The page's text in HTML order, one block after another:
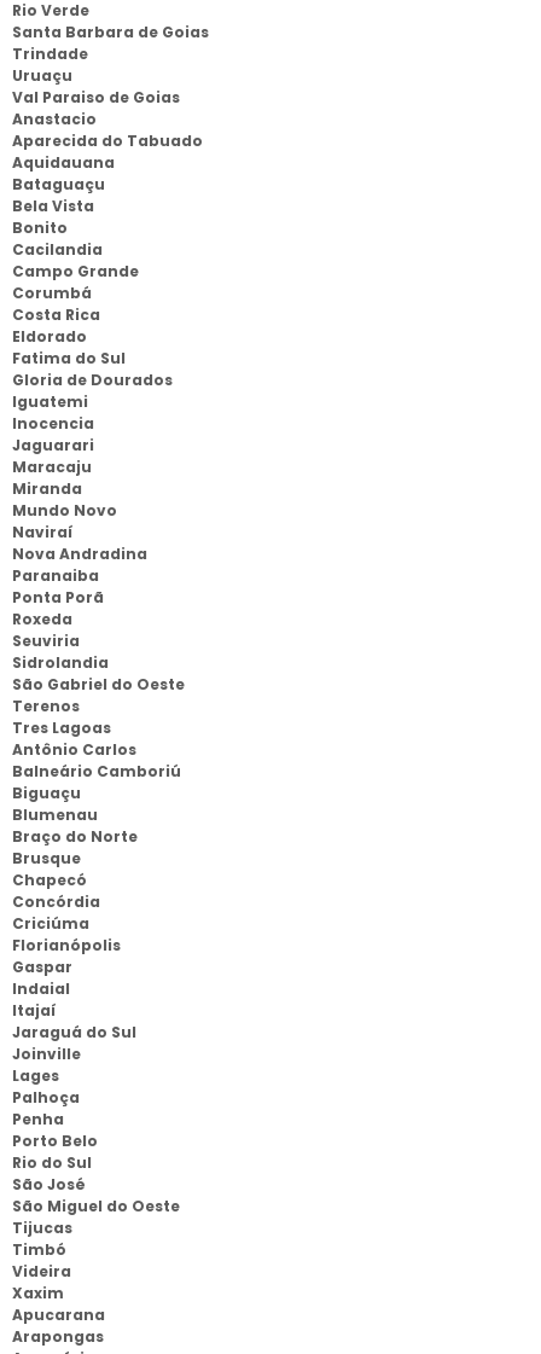
Rio Verde
Santa Barbara de Goias
Trindade
Uruaçu
Val Paraiso de Goias
Anastacio
Aparecida do Tabuado
Aquidauana
Bataguaçu
Bela Vista
Bonito
Cacilandia
Campo Grande
Corumbá
Costa Rica
Eldorado
Fatima do Sul
Gloria de Dourados
Iguatemi
Inocencia
Jaguarari
Maracaju
Miranda
Mundo Novo
Naviraí
Nova Andradina
Paranaiba
Ponta Porã
Roxeda
Seuviria
Sidrolandia
São Gabriel do Oeste
Terenos
Tres Lagoas
Antônio Carlos
Balneário Camboriú
Biguaçu
Blumenau
Braço do Norte
Brusque
Chapecó
Concórdia
Criciúma
Florianópolis
Gaspar
Indaial
Itajaí
Jaraguá do Sul
Joinville
Lages
Palhoça
Penha
Porto Belo
Rio do Sul
São José
São Miguel do Oeste
Tijucas
Timbó
Videira
Xaxim
Apucarana
Arapongas